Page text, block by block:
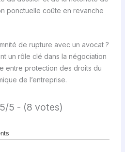
ponctuelle coûte en revanche
de rupture avec un avocat ?
un rôle clé dans la négociation
entre protection des droits du
de l’entreprise.
5/5 - (8 votes)